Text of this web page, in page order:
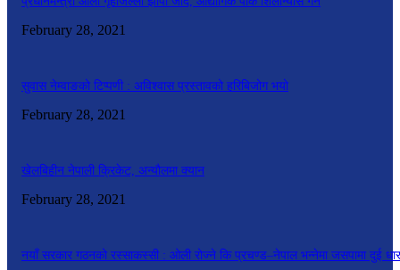
February 28, 2021
सुवास नेम्वाङको टिप्पणी : अविश्वास प्रस्तावको हरिबिजोग भयो
February 28, 2021
खेलबिहीन नेपाली क्रिकेट, अन्यौलमा क्यान
February 28, 2021
नयाँ सरकार गठनको रस्साकस्सी : ओली रोज्ने कि प्रचण्ड–नेपाल भन्नेमा जसपामा दुई धार